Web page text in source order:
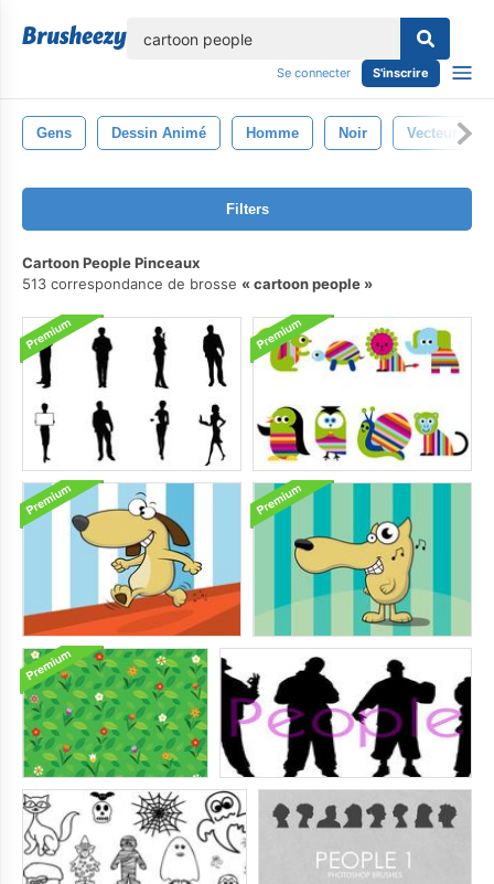
Se connecter S'inscrire
Gens Dessin Animé Homme Noir Vecteur
Filters
Cartoon People Pinceaux
513 correspondance de brosse
cartoon people